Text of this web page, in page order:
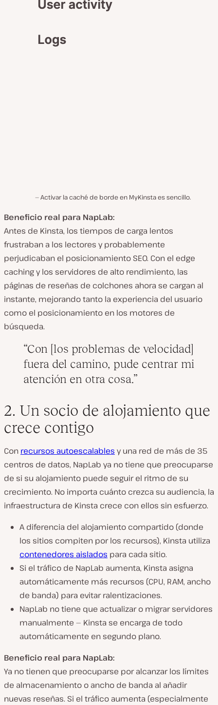
Activar la caché de borde en MyKinsta es sencillo.
Beneficio real para NapLab:
Antes de Kinsta, los tiempos de carga lentos
frustraban a los lectores y probablemente
perjudicaban el posicionamiento SEO. Con el edge
caching y los servidores de alto rendimiento, las
páginas de reseñas de colchones ahora se cargan al
instante, mejorando tanto la experiencia del usuario
como el posicionamiento en los motores de
búsqueda.
Con [los problemas de velocidad]
fuera del camino, pude centrar mi
atención en otra cosa.
2. Un socio de alojamiento que
crece contigo
Con recursos autoescalables y una red de más de 35
centros de datos, NapLab ya no tiene que preocuparse
de si su alojamiento puede seguir el ritmo de su
crecimiento. No importa cuánto crezca su audiencia, la
infraestructura de Kinsta crece con ellos sin esfuerzo.
A diferencia del alojamiento compartido (donde
los sitios compiten por los recursos), Kinsta utiliza
contenedores aislados para cada sitio.
Si el tráfico de NapLab aumenta, Kinsta asigna
automáticamente más recursos (CPU, RAM, ancho
de banda) para evitar ralentizaciones.
NapLab no tiene que actualizar o migrar servidores
manualmente — Kinsta se encarga de todo
automáticamente en segundo plano.
Beneficio real para NapLab:
Ya no tienen que preocuparse por alcanzar los límites
de almacenamiento o ancho de banda al añadir
nuevas reseñas. Si el tráfico aumenta (especialmente